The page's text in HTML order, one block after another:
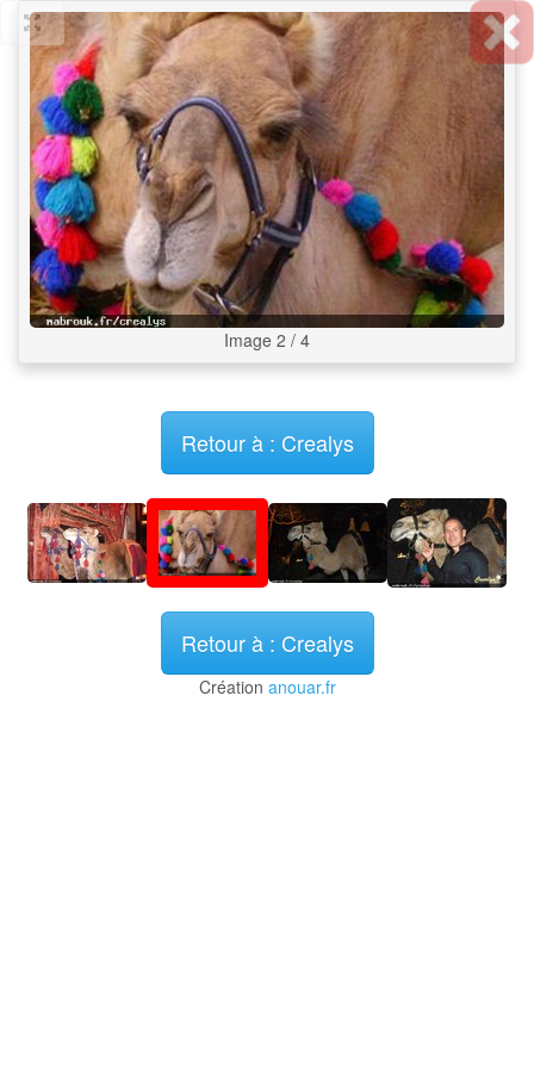
Image 2 / 4
Retour à : Crealys
Retour à : Crealys
Création anouar.fr